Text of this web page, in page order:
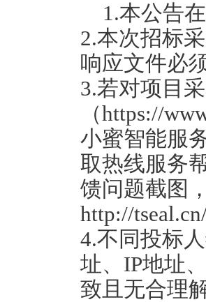
1.本公告
2.本次招标
响应文件必
3.若对项目
（https://
小蜜智能服
取热线服务
馈问题截图
http://
4.不同投标
址、IP地址
致且无合理